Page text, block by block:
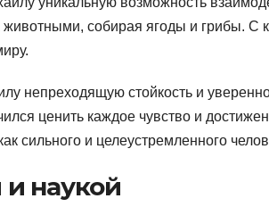
животными, собирая ягоды и грибы.
непреходящую стойкость и
ценить каждое чувство и
сильного и целеустремленного
наукой